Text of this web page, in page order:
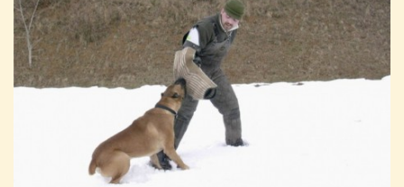
PSÍ AKADEMIE
PŘÍSPĚVKY A POPLATKY
KONTAKTY KK